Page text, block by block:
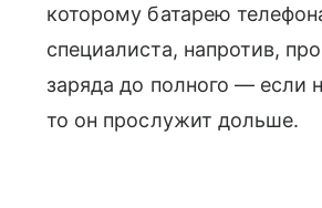
которому батарею
специалиста, напротив,
заряда до полного — если
то он прослужит дольше.